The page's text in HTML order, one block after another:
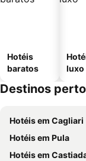
Hotéis
baratos
luxo
Destinos
Hotéis em Cagliari
Hotéis em Pula
Hotéis em